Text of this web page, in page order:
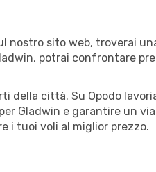
nostro sito web, troverai
potrai confrontare
della città. Su Opodo
Gladwin e garantire un
i tuoi voli al miglior prezzo.